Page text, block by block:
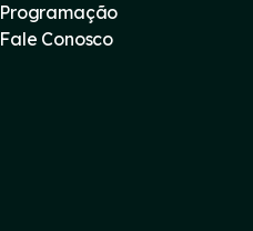
Programação
Fale Conosco